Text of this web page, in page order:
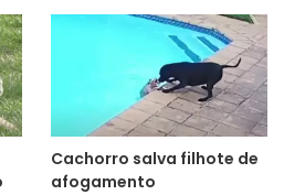
Cachorro salva filhote de
afogamento